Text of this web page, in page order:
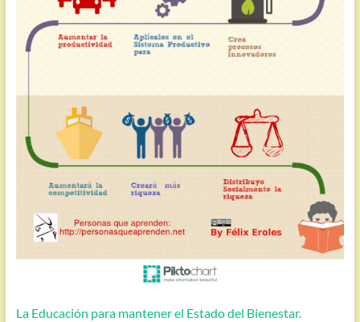
La Educación para mantener el Estado del Bienestar.